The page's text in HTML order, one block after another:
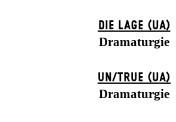
DIE LAGE (UA)
Dramaturgie
UN/TRUE (UA)
Dramaturgie